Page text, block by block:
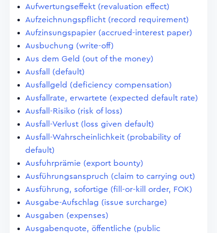
Aufwertungseffekt (revaluation effect)
Aufzeichnungspflicht (record requirement)
Aufzinsungspapier (accrued-interest paper)
Ausbuchung (write-off)
Aus dem Geld (out of the money)
Ausfall (default)
Ausfallgeld (deficiency compensation)
Ausfallrate, erwartete (expected default rate)
Ausfall-Risiko (risk of loss)
Ausfall-Verlust (loss given default)
Ausfall-Wahrscheinlichkeit (probability of
default)
Ausfuhrprämie (export bounty)
Ausführungsanspruch (claim to carrying out)
Ausführung, sofortige (fill-or-kill order, FOK)
Ausgabe-Aufschlag (issue surcharge)
Ausgaben (expenses)
Ausgabenquote, öffentliche (public